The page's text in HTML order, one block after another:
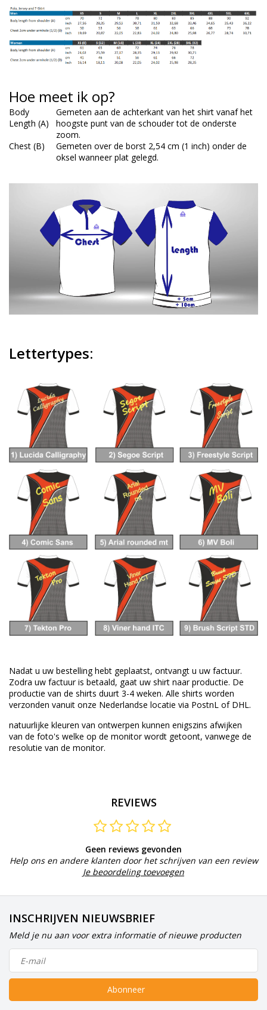
Hoe meet ik op?
Body
Length (A)
Gemeten aan de achterkant van het shirt vanaf het
hoogste punt van de schouder tot de onderste
zoom.
Chest (B)
Gemeten over de borst 2,54 cm (1 inch) onder de
oksel wanneer plat gelegd.
Lettertypes:
Nadat u uw bestelling hebt geplaatst, ontvangt u uw factuur.
Zodra uw factuur is betaald, gaat uw shirt naar productie. De
productie van de shirts duurt 3-4 weken. Alle shirts worden
verzonden vanuit onze Nederlandse locatie via PostnL of DHL.
natuurlijke kleuren van ontwerpen kunnen enigszins afwijken
van de foto's welke op de monitor wordt getoont, vanwege de
resolutie van de monitor.
REVIEWS
Geen reviews gevonden
Help ons en andere klanten door het schrijven van een review
Je beoordeling toevoegen
INSCHRIJVEN NIEUWSBRIEF
Meld je nu aan voor extra informatie of nieuwe producten
Abonneer